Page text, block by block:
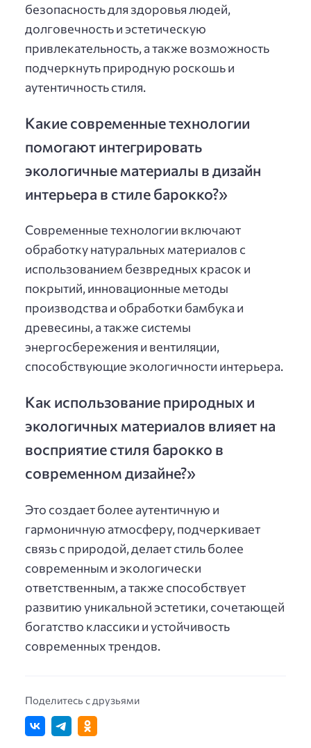
безопасность для здоровья людей,
долговечность и эстетическую
привлекательность, а также возможность
подчеркнуть природную роскошь и
аутентичность стиля.
Какие современные технологии
помогают интегрировать
экологичные материалы в дизайн
интерьера в стиле барокко?»
Современные технологии включают
обработку натуральных материалов с
использованием безвредных красок и
покрытий, инновационные методы
производства и обработки бамбука и
древесины, а также системы
энергосбережения и вентиляции,
способствующие экологичности интерьера.
Как использование природных и
экологичных материалов влияет на
восприятие стиля барокко в
современном дизайне?»
Это создает более аутентичную и
гармоничную атмосферу, подчеркивает
связь с природой, делает стиль более
современным и экологически
ответственным, а также способствует
развитию уникальной эстетики, сочетающей
богатство классики и устойчивость
современных трендов.
Поделитесь с друзьями